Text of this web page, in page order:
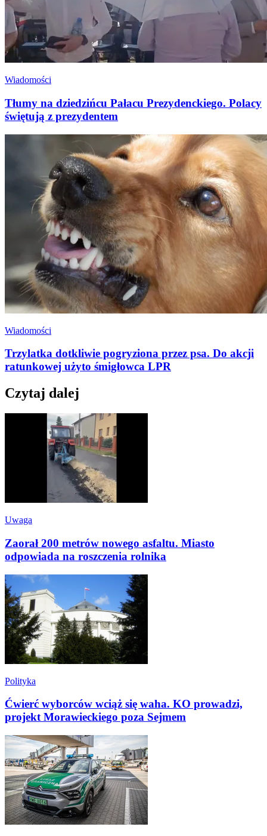
Wiadomości
Tłumy na dziedzińcu Pałacu Prezydenckiego. Polacy
świętują z prezydentem
Wiadomości
Trzylatka dotkliwie pogryziona przez psa. Do akcji
ratunkowej użyto śmigłowca LPR
Czytaj dalej
Uwaga
Zaorał 200 metrów nowego asfaltu. Miasto
odpowiada na roszczenia rolnika
Polityka
Ćwierć wyborców wciąż się waha. KO prowadzi,
projekt Morawieckiego poza Sejmem